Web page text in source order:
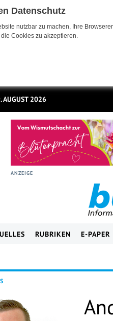
Datenschutz
nutzbar zu machen, Ihre
Cookies zu akzeptieren.
AUGUST 2026
ANZEIGE
RUBRIKEN E-PAPER